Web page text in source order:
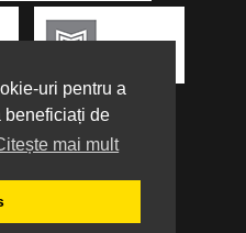
uri pentru a
beneficiați de
mai mult
și condiții | Tutorial